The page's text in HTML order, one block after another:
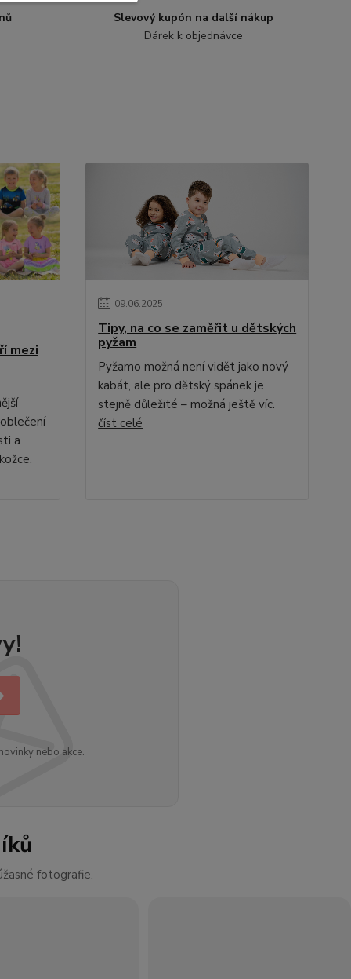
Slevový kupón na další nákup
Dárek k objednávce
mezi
a
09.06.2025
Tipy, na co se zaměřit u dětských
pyžam
Pyžamo možná není vidět jako nový
kabát, ale pro dětský spánek je
stejně důležité – možná ještě víc.
číst celé
nebo akce.
fotografie.